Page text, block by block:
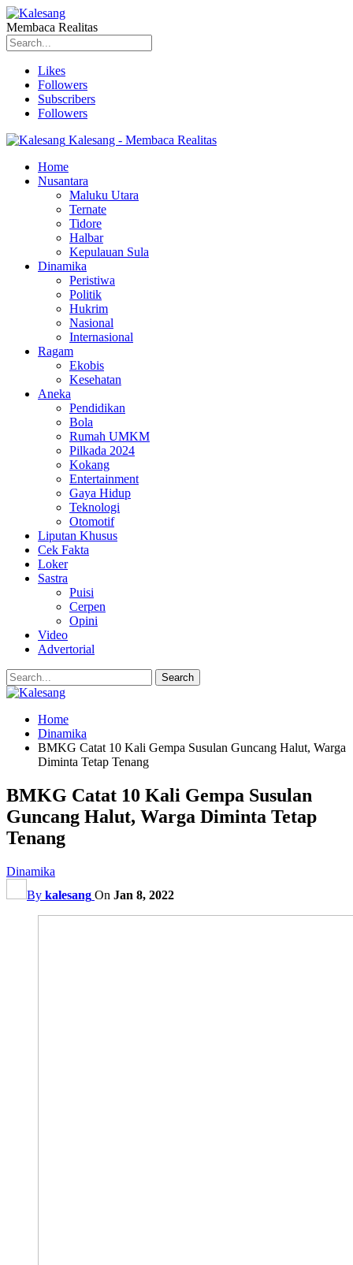
Membaca Realitas
Likes
Followers
Subscribers
Followers
Kalesang - Membaca Realitas
Home
Nusantara
Maluku Utara
Ternate
Tidore
Halbar
Kepulauan Sula
Dinamika
Peristiwa
Politik
Hukrim
Nasional
Internasional
Ragam
Ekobis
Kesehatan
Aneka
Pendidikan
Bola
Rumah UMKM
Pilkada 2024
Kokang
Entertainment
Gaya Hidup
Teknologi
Otomotif
Liputan Khusus
Cek Fakta
Loker
Sastra
Puisi
Cerpen
Opini
Video
Advertorial
Home
Dinamika
BMKG Catat 10 Kali Gempa Susulan Guncang Halut, Warga
Diminta Tetap Tenang
BMKG Catat 10 Kali Gempa Susulan
Guncang Halut, Warga Diminta Tetap
Tenang
Dinamika
By kalesang On Jan 8, 2022